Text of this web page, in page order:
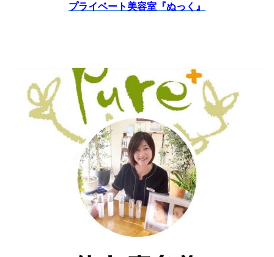
プライベート美容室『ぬっく』